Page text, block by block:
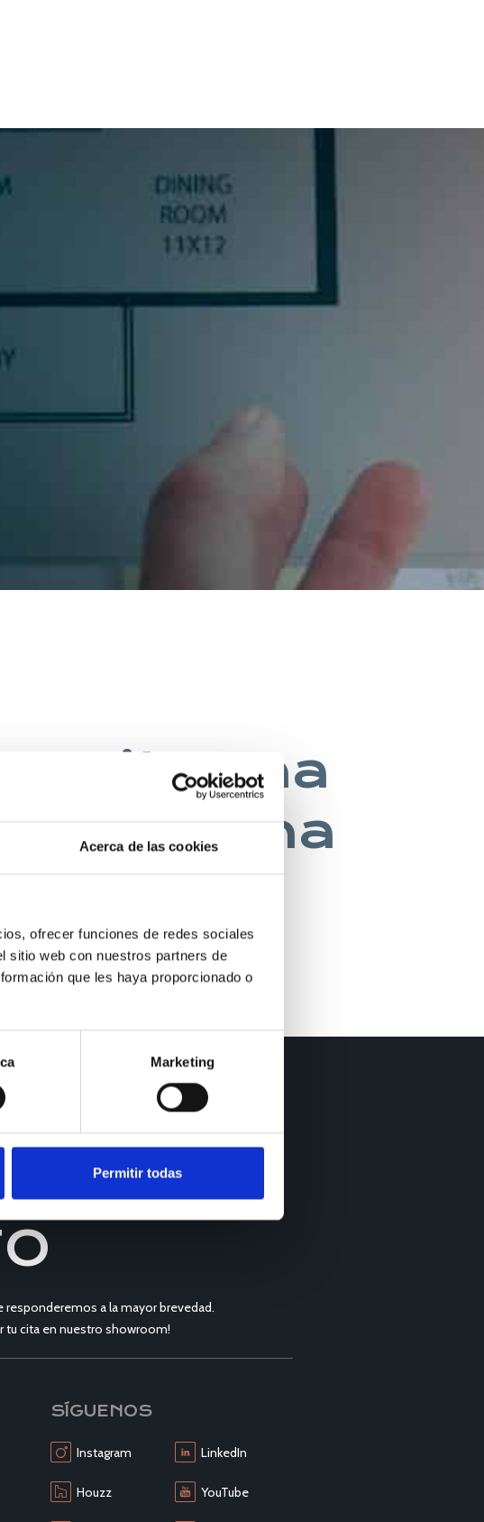
Acerca de las cookies
ofrecer funciones de redes sociales
sitio web con nuestros partners de
que les haya proporcionado o
Marketing
Permitir todas
de cocinas, o un profesional del sector, déjanos tus datos y
* Suscribiéndote aceptas nuestra política de privacidad
una
buena
INGLES
a la mayor brevedad.
tu cita en nuestro showroom!
SÍGUENOS
Instagram
Houzz
LinkedIn
YouTube